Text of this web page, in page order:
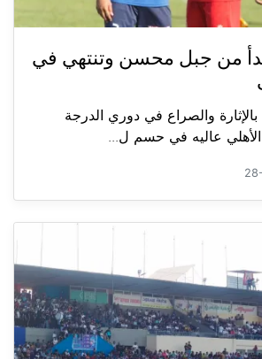
من جبل محسن وتنتهي في
والصراع في دوري الدرجة
الأهلي عاليه في حسم ل...